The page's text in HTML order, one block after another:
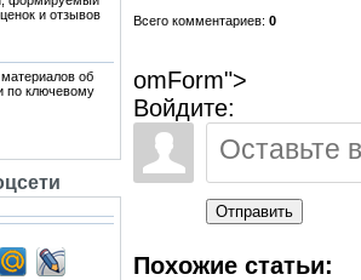
и отзывов
об
по ключевому
Всего комментариев: 0
omForm">
Войдите:
Отправить
Похожие статьи: